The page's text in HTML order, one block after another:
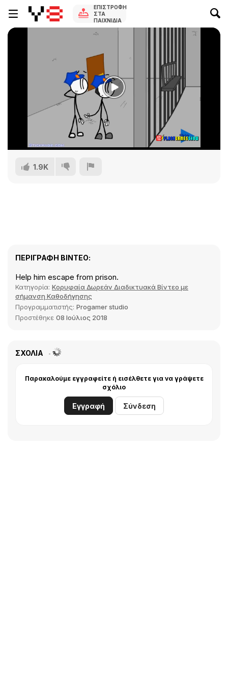
ΕΠΙΣΤΡΟΦΉ
ΣΤΑ
ΠΑΙΧΝΊΔΙΑ
1.9K
ΠΕΡΙΓΡΑΦΉ ΒΊΝΤΕΟ:
Help him escape from prison.
Κατηγορία: Κορυφαία Δωρεάν Διαδικτυακά Βίντεο με
σήμανση Καθοδήγησης
Προγραμματιστής: Progamer studio
Προστέθηκε 08 Ιούλιος 2018
ΣΧΌΛΙΑ
Παρακαλούμε εγγραφείτε ή εισέλθετε για να γράψετε
σχόλιο
Εγγραφή Σύνδεση